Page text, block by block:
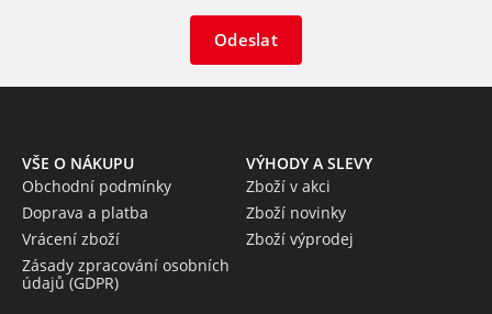
Odeslat
VŠE O NÁKUPU
Obchodní podmínky
Doprava a platba
Vrácení zboží
Zásady zpracování osobních
údajů (GDPR)
VÝHODY A SLEVY
Zboží v akci
Zboží novinky
Zboží výprodej